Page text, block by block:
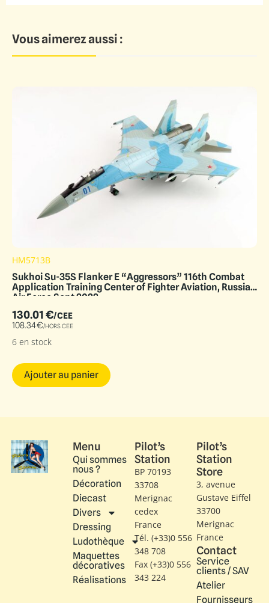
Vous aimerez aussi :
HM5713B
Sukhoi Su-35S Flanker E “Aggressors” 116th Combat
Application Training Center of Fighter Aviation, Russian
Air Force Sept 2022
130.01€/CEE
108.34€/HORS CEE
6 en stock
Ajouter au panier
Menu
Qui sommes
nous ?
Décoration
Diecast
Divers
Dressing
Ludothèque
Maquettes
décoratives
Réalisations
Pilot’s
Station
BP 70193
33708
Merignac
cedex
France
Tél. (+33)0 556
348 708
Fax (+33)0 556
343 224
Pilot’s
Station
Store
3, avenue
Gustave Eiffel​
33700
Merignac
France
Contact
Service
clients / SAV
Atelier
Fournisseurs